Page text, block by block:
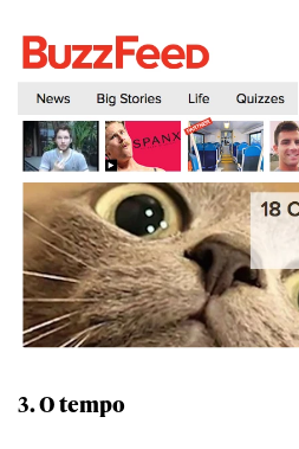
3. O tempo